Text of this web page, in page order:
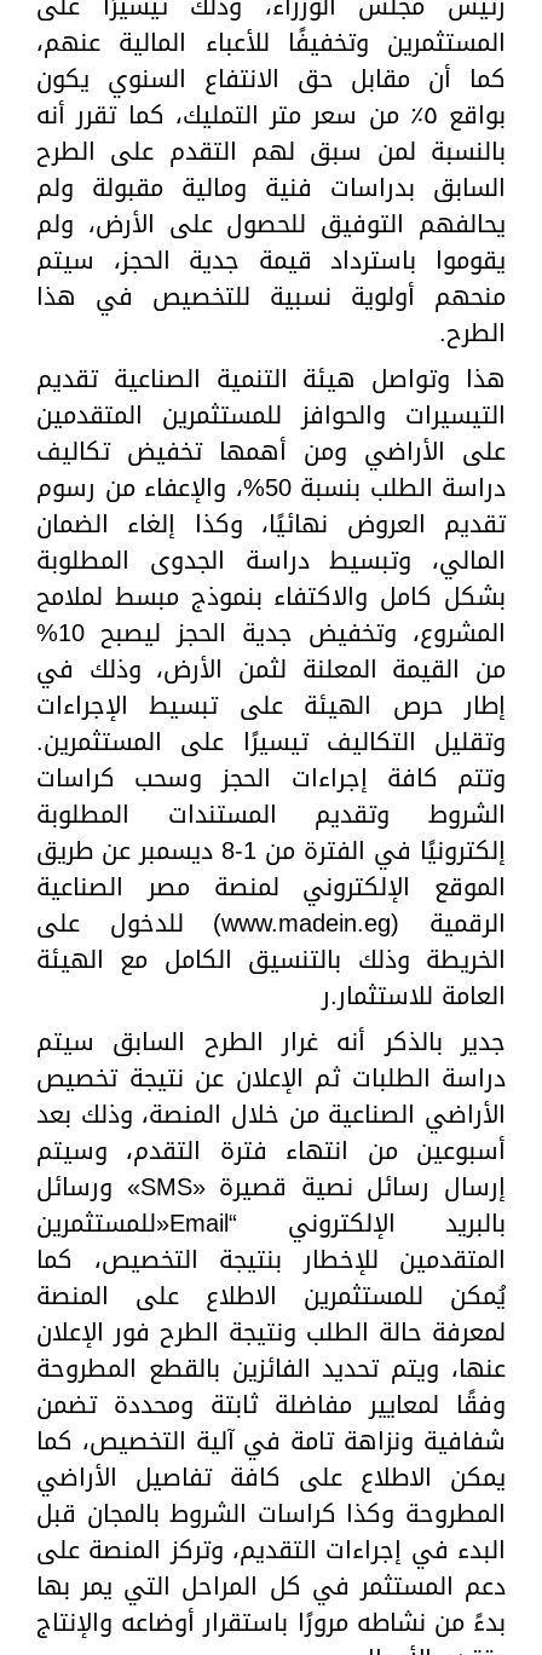
المستثمرين وتخفيفًا للأعباء المالية عنهم،
كما أن مقابل حق الانتفاع السنوي يكون
بواقع ٥٪؜ من سعر متر التمليك، كما تقرر أنه
بالنسبة لمن سبق لهم التقدم على الطرح
السابق بدراسات فنية ومالية مقبولة ولم
يحالفهم التوفيق للحصول على الأرض، ولم
يقوموا باسترداد قيمة جدية الحجز، سيتم
منحهم أولوية نسبية للتخصيص في هذا
الطرح.
هذا وتواصل هيئة التنمية الصناعية تقديم
التيسيرات والحوافز للمستثمرين المتقدمين
على الأراضي ومن أهمها تخفيض تكاليف
دراسة الطلب بنسبة 50%، والإعفاء من رسوم
تقديم العروض نهائيًا، وكذا إلغاء الضمان
المالي، وتبسيط دراسة الجدوى المطلوبة
بشكل كامل والاكتفاء بنموذج مبسط لملامح
المشروع، وتخفيض جدية الحجز ليصبح 10%
من القيمة المعلنة لثمن الأرض، وذلك في
إطار حرص الهيئة على تبسيط الإجراءات
وتقليل التكاليف تيسيرًا على المستثمرين.
وتتم كافة إجراءات الحجز وسحب كراسات
الشروط وتقديم المستندات المطلوبة
إلكترونيًا في الفترة من 1-8 ديسمبر عن طريق
الموقع الإلكتروني لمنصة مصر الصناعية
الرقمية (www.madein.eg) للدخول على
الخريطة وذلك بالتنسيق الكامل مع الهيئة
العامة للاستثمار.ر
جدير بالذكر أنه غرار الطرح السابق سيتم
دراسة الطلبات ثم الإعلان عن نتيجة تخصيص
الأراضي الصناعية من خلال المنصة، وذلك بعد
أسبوعين من انتهاء فترة التقدم، وسيتم
إرسال رسائل نصية قصيرة «SMS» ورسائل
بالبريد الإلكتروني “Email«للمستثمرين
المتقدمين للإخطار بنتيجة التخصيص، كما
يُمكن للمستثمرين الاطلاع على المنصة
لمعرفة حالة الطلب ونتيجة الطرح فور الإعلان
عنها، ويتم تحديد الفائزين بالقطع المطروحة
وفقًا لمعايير مفاضلة ثابتة ومحددة تضمن
شفافية ونزاهة تامة في آلية التخصيص، كما
يمكن الاطلاع على كافة تفاصيل الأراضي
المطروحة وكذا كراسات الشروط بالمجان قبل
البدء في إجراءات التقديم، وتركز المنصة على
دعم المستثمر في كل المراحل التي يمر بها
بدءً من نشاطه مرورًا باستقرار أوضاعه والإنتاج